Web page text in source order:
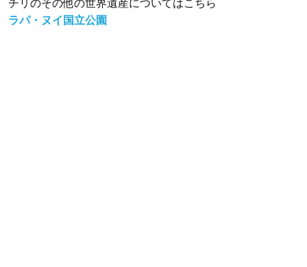
チリのその他の世界遺産についてはこちら
ラパ・ヌイ国立公園